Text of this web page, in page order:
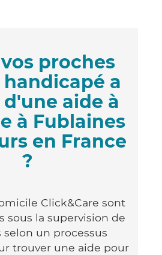
proches
a
aide à
à Fublaines
en France
?
Click&Care sont
sous la supervision de
un processus
trouver une aide pour